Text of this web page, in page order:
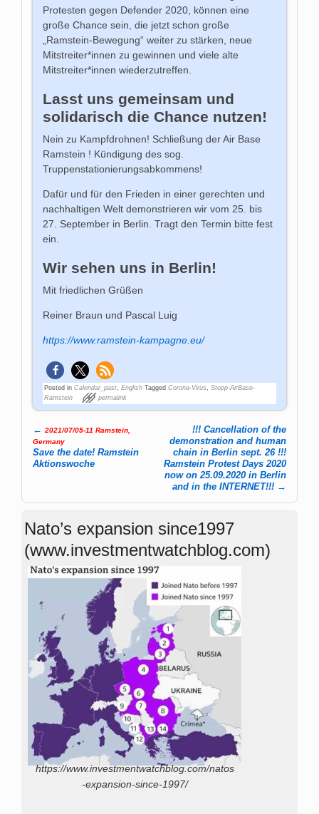
Protesten gegen Defender 2020, können eine
große Chance sein, die jetzt schon große
„Ramstein-Bewegung“ weiter zu stärken, neue
Mitstreiter*innen zu gewinnen und viele alte
Mitstreiter*innen wiederzutreffen.
Lasst uns gemeinsam und
solidarisch die Chance nutzen!
Nein zu Kampfdrohnen! Schließung der Air Base
Ramstein ! Kündigung des sog.
Truppenstationierungsabkommens!
Dafür und für den Frieden in einer gerechten und
nachhaltigen Welt demonstrieren wir vom 25. bis
27. September in Berlin. Tragt den Termin bitte fest
ein.
Wir sehen uns in Berlin!
Mit friedlichen Grüßen
Reiner Braun und Pascal Luig
https://www.ramstein-kampagne.eu/
Posted in Calendar_past,English Tagged Corona-Virus,Stopp-AirBase-
Ramstein
permalink
Post navigation
← 2021/07/05-11 Ramstein,
Germany
Save the date! Ram­stein
Aktions­woche
!!! Cancellation of the
demonstration and human
chain in Berlin sept. 26 !!!
Ramstein Protest Days 2020
now on 25.09.2020 in Berlin
and in the INTERNET!!! →
Nato’s expansion since1997
(www.investmentwatchblog.com)
https://www.investmentwatchblog.com/natos
-expansion-since-1997/